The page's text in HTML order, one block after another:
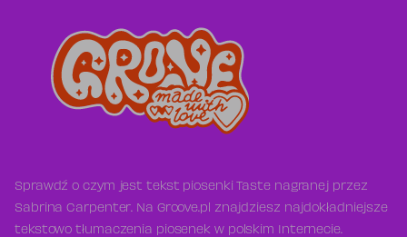
Sprawdź o czym jest tekst piosenki Taste nagranej przez
Sabrina Carpenter. Na Groove.pl znajdziesz najdokładniejsze
tekstowo tłumaczenia piosenek w polskim Internecie.